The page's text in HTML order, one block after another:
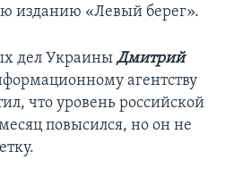
изданию «Левый берег».
дел Украины Дмитрий
агентству
что уровень российской
повысился, но он не